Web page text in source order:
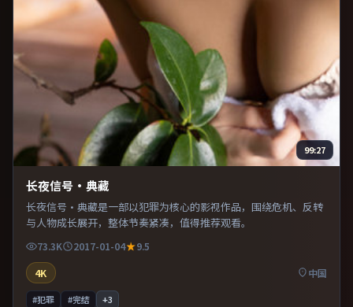
99:27
长夜信号·典藏
长夜信号·典藏是一部以犯罪为核心的影视作品，围绕危机、反转
与人物成长展开，整体节奏紧凑，值得推荐观看。
73.3K 2017-01-04
9.5
4K
中国
#犯罪 #完结 +3